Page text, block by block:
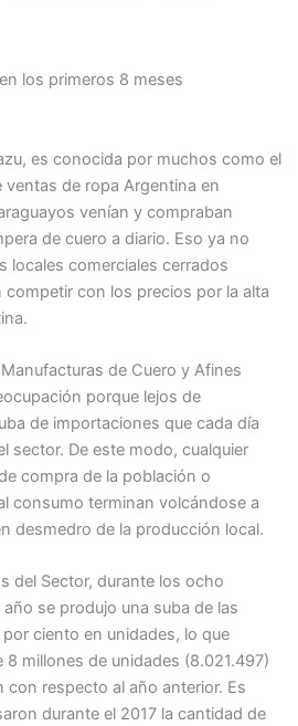
los primeros 8 meses
es conocida por muchos como el
de ropa Argentina en
venían y compraban
de cuero a diario. Eso ya no
locales comerciales cerrados
con los precios por la alta
de Cuero y Afines
porque lejos de
de importaciones que cada día
sector. De este modo, cualquier
compra de la población o
consumo terminan volcándose a
desmedro de la producción local.
del Sector, durante los ocho
se produjo una suba de las
ciento en unidades, lo que
millones de unidades (8.021.497)
con respecto al año anterior. Es
durante el 2017 la cantidad de